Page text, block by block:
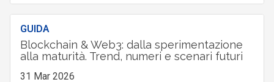
GUIDA
Blockchain & Web3: dalla sperimentazione
alla maturità. Trend, numeri e scenari futuri
31 Mar 2026